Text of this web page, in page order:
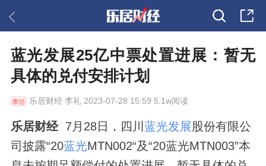
蓝光发展25亿中票处置进展：暂无
具体的兑付安排计划
乐居财经李礼 2023-07-28 15:59 5.1w阅读
乐居财经 7月28日，四川 蓝光发展股份有限公
司披露“20蓝光MTN002“及“20蓝光MTN003”本